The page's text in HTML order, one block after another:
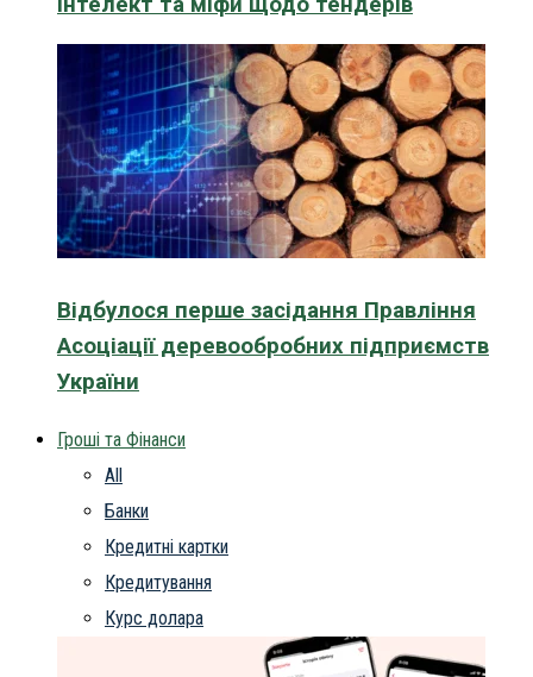
Відбулося перше засідання Правління
Асоціації деревообробних підприємств
України
Гроші та Фінанси
All
Банки
Кредитні картки
Кредитування
Курс долара